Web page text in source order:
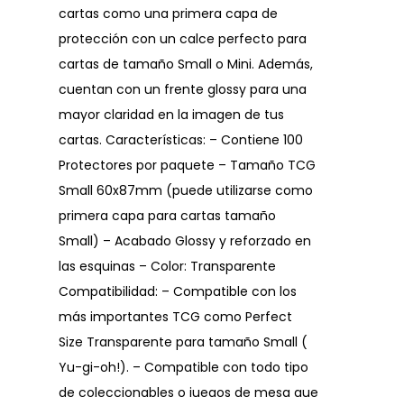
cartas como una primera capa de
protección con un calce perfecto para
cartas de tamaño Small o Mini. Además,
cuentan con un frente glossy para una
mayor claridad en la imagen de tus
cartas. Características: – Contiene 100
Protectores por paquete – Tamaño TCG
Small 60x87mm (puede utilizarse como
primera capa para cartas tamaño
Small) – Acabado Glossy y reforzado en
las esquinas – Color: Transparente
Compatibilidad: – Compatible con los
más importantes TCG como Perfect
Size Transparente para tamaño Small (
Yu-gi-oh!). – Compatible con todo tipo
de coleccionables o juegos de mesa que